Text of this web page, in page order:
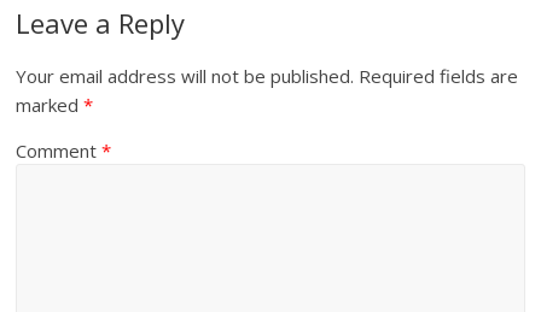
Leave a Reply
Your email address will not be published. Required fields are
marked*
Comment*